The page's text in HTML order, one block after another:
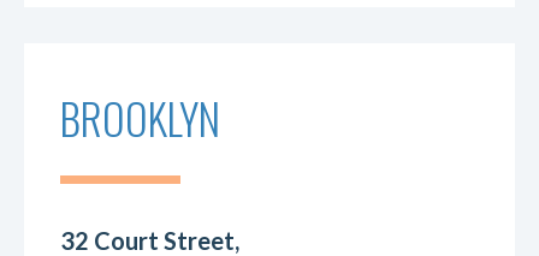
BROOKLYN
32 Court Street,